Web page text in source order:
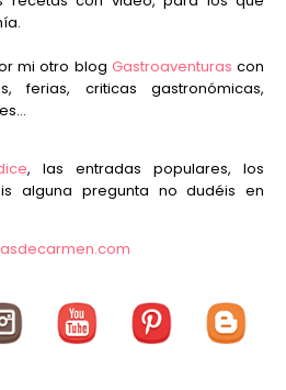
mi otro blog Gastroaventuras con
ferias, criticas gastronómicas,
, las entradas populares, los
alguna pregunta no dudéis en